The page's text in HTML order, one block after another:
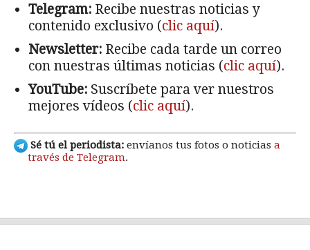
Telegram: Recibe nuestras noticias y
contenido exclusivo (clic aquí).
Newsletter: Recibe cada tarde un correo
con nuestras últimas noticias (clic aquí).
YouTube: Suscríbete para ver nuestros
mejores vídeos (clic aquí).
Sé tú el periodista: envíanos tus fotos o noticias a
través de Telegram.